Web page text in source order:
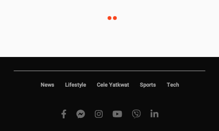
News Lifestyle Cele Yatkwat Sports Tech